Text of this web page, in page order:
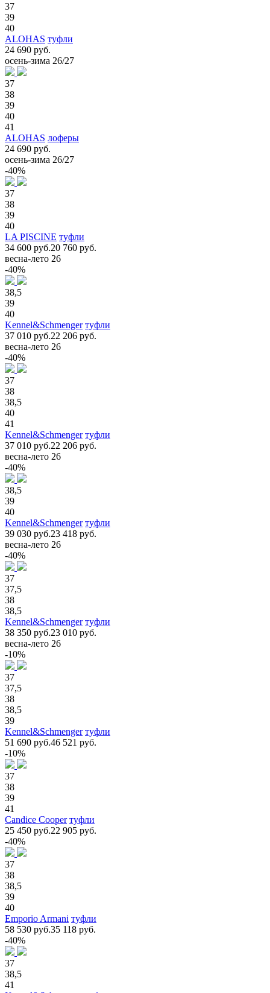
37
39
40
ALOHAS туфли
24 690 руб.
осень-зима 26/27
37
38
39
40
41
ALOHAS лоферы
24 690 руб.
осень-зима 26/27
-40%
37
38
39
40
LA PISCINE туфли
34 600 руб.20 760 руб.
весна-лето 26
-40%
38,5
39
40
Kennel&Schmenger туфли
37 010 руб.22 206 руб.
весна-лето 26
-40%
37
38
38,5
40
41
Kennel&Schmenger туфли
37 010 руб.22 206 руб.
весна-лето 26
-40%
38,5
39
40
Kennel&Schmenger туфли
39 030 руб.23 418 руб.
весна-лето 26
-40%
37
37,5
38
38,5
Kennel&Schmenger туфли
38 350 руб.23 010 руб.
весна-лето 26
-10%
37
37,5
38
38,5
39
Kennel&Schmenger туфли
51 690 руб.46 521 руб.
-10%
37
38
39
41
Candice Cooper туфли
25 450 руб.22 905 руб.
-40%
37
38
38,5
39
40
Emporio Armani туфли
58 530 руб.35 118 руб.
-40%
37
38,5
41